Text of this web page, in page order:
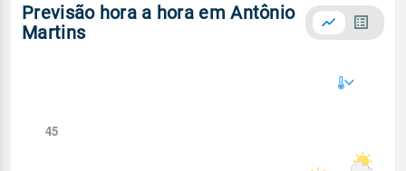
Previsão hora a hora em Antônio
Martins